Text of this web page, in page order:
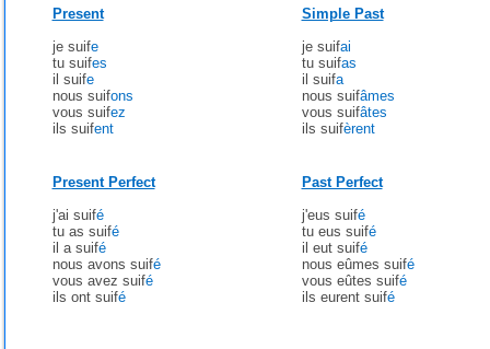
Present
je suife
tu suifes
il suife
nous suifons
vous suifez
ils suifent
Simple Past
je suifai
tu suifas
il suifa
nous suifâmes
vous suifâtes
ils suifèrent
Present Perfect
j'ai suifé
tu as suifé
il a suifé
nous avons suifé
vous avez suifé
ils ont suifé
Past Perfect
j'eus suifé
tu eus suifé
il eut suifé
nous eûmes suifé
vous eûtes suifé
ils eurent suifé